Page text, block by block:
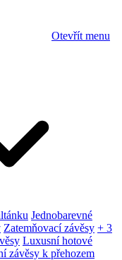
Otevřít menu
Jednobarevné
Zatemňovací závěsy + 3
Luxusní hotové
závěsy k přehozem